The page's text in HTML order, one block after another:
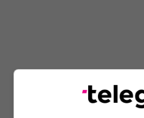
Gjykata Themelore Në Prishtinë